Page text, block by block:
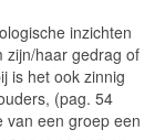
inzichten
zijn/haar gedrag of
is het ook zinnig
(pag. 54
van een groep een